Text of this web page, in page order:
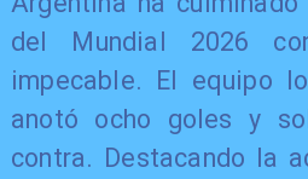
del Mundial 2026
impecable. El equipo
anotó ocho goles y
contra. Destacando la